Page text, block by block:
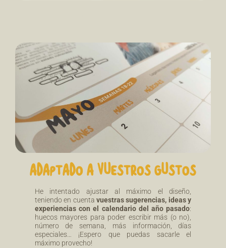
ADAPTADO A VUESTROS GUSTOS
He intentado ajustar al máximo el diseño,
teniendo en cuenta vuestras sugerencias, ideas y
experiencias con el calendario del año pasado:
huecos mayores para poder escribir más (o no),
número de semana, más información, días
especiales… ¡Espero que puedas sacarle el
máximo provecho!